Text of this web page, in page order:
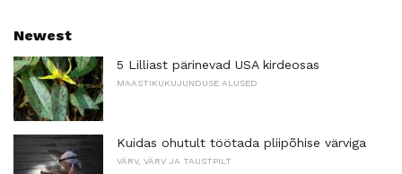
Newest
5 Lilliast pärinevad USA kirdeosas
MAASTIKUKUJUNDUSE ALUSED
Kuidas ohutult töötada pliipõhise värviga
VÄRV, VÄRV JA TAUSTPILT